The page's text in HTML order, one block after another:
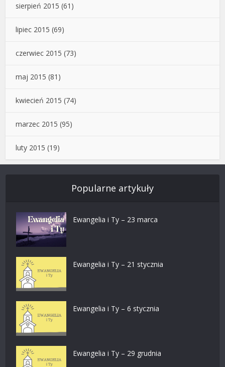
sierpień 2015 (61)
lipiec 2015 (69)
czerwiec 2015 (73)
maj 2015 (81)
kwiecień 2015 (74)
marzec 2015 (95)
luty 2015 (19)
Popularne artykuły
Ewangelia i Ty – 23 marca
Ewangelia i Ty – 21 stycznia
Ewangelia i Ty – 6 stycznia
Ewangelia i Ty – 29 grudnia